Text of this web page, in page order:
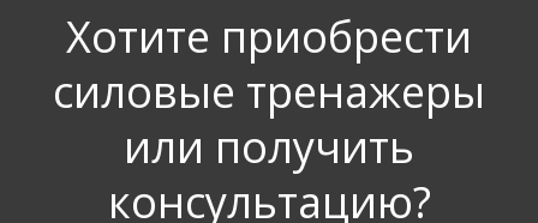
Хотите приобрести
силовые тренажеры
или получить
консультацию?